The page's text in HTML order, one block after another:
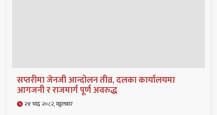
सप्तरीमा जेनजी आन्दोलन तीव्र, दलका कार्यालयमा
आगजनी र राजमार्ग पूर्ण अवरुद्ध
२४ भाद्र २०८२, मङ्गलबार